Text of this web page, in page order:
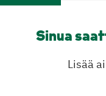
Sinua
Lisää